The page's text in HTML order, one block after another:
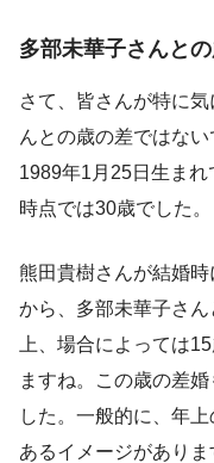
多部未華子さんと
さて、皆さんが特に
んとの歳の差ではな
1989年1月25日生ま
時点では30歳でした。
熊田貴樹さんが結婚
から、多部未華子さ
上、場合によっては
ますね。この歳の差
した。一般的に、年
あるイメージがあり